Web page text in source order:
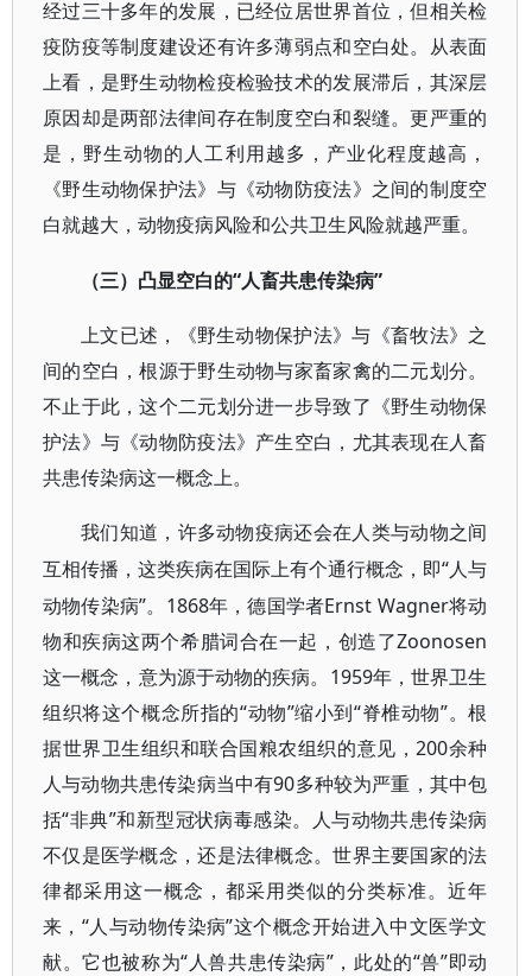
经过三十多年的发展，已经位居世界首位，但相关检
疫防疫等制度建设还有许多薄弱点和空白处。从表面
上看，是野生动物检疫检验技术的发展滞后，其深层
原因却是两部法律间存在制度空白和裂缝。更严重的
是，野生动物的人工利用越多，产业化程度越高，
《野生动物保护法》与《动物防疫法》之间的制度空
白就越大，动物疫病风险和公共卫生风险就越严重。
（三）凸显空白的“人畜共患传染病”
上文已述，《野生动物保护法》与《畜牧法》之
间的空白，根源于野生动物与家畜家禽的二元划分。
不止于此，这个二元划分进一步导致了《野生动物保
护法》与《动物防疫法》产生空白，尤其表现在人畜
共患传染病这一概念上。
我们知道，许多动物疫病还会在人类与动物之间
互相传播，这类疾病在国际上有个通行概念，即“人与
动物传染病”。1868年，德国学者Ernst Wagner将动
物和疾病这两个希腊词合在一起，创造了Zoonosen
这一概念，意为源于动物的疾病。1959年，世界卫生
组织将这个概念所指的“动物”缩小到“脊椎动物”。根
据世界卫生组织和联合国粮农组织的意见，200余种
人与动物共患传染病当中有90多种较为严重，其中包
括“非典”和新型冠状病毒感染。人与动物共患传染病
不仅是医学概念，还是法律概念。世界主要国家的法
律都采用这一概念，都采用类似的分类标准。近年
来，“人与动物传染病”这个概念开始进入中文医学文
献。它也被称为“人兽共患传染病”，此处的“兽”即动